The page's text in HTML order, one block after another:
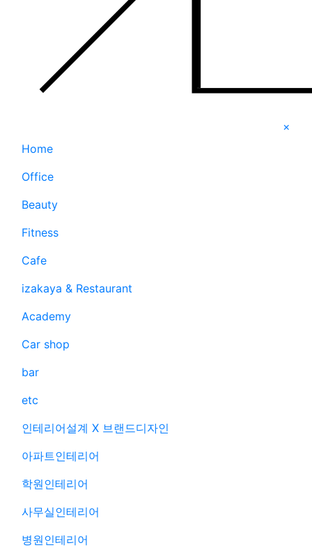
×
Home
Office
Beauty
Fitness
Cafe
izakaya & Restaurant
Academy
Car shop
bar
etc
인테리어설계 X 브랜드디자인
아파트인테리어
학원인테리어
사무실인테리어
병원인테리어